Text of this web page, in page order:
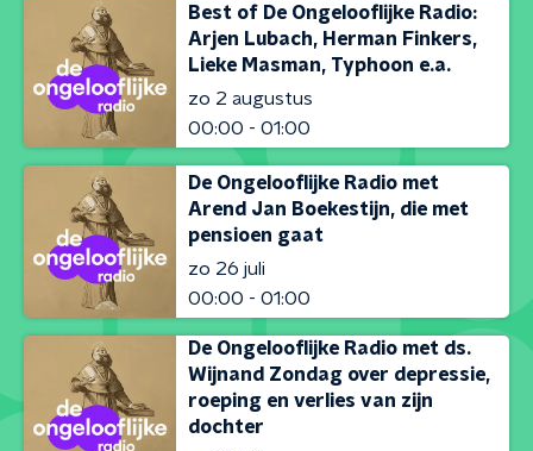
Best of De Ongelooflijke Radio:
Arjen Lubach, Herman Finkers,
Lieke Masman, Typhoon e.a.
zo 2 augustus
00:00 - 01:00
De Ongelooflijke Radio met
Arend Jan Boekestijn, die met
pensioen gaat
zo 26 juli
00:00 - 01:00
De Ongelooflijke Radio met ds.
Wijnand Zondag over depressie,
roeping en verlies van zijn
dochter